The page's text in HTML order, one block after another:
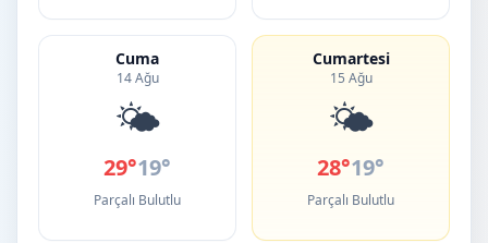
Cuma
14 Ağu
🌤️
29°19°
Parçalı Bulutlu
Cumartesi
15 Ağu
🌤️
28°19°
Parçalı Bulutlu